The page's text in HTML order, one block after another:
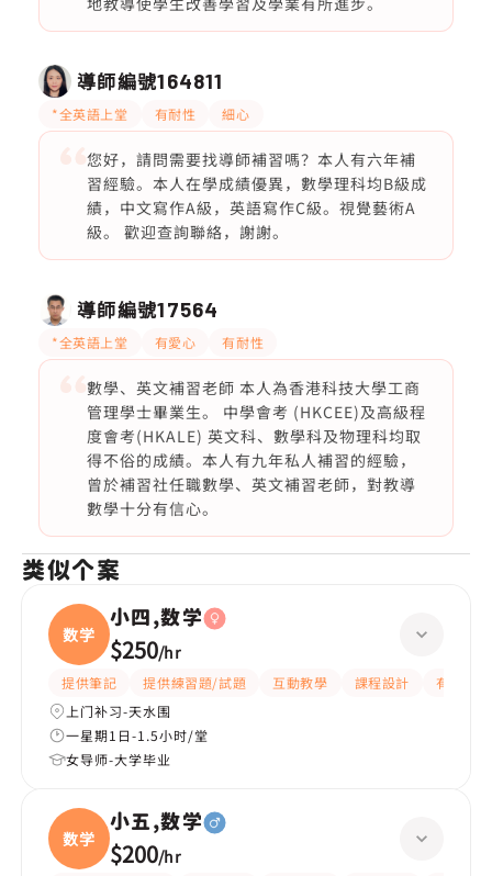
導師編號164811
*全英語上堂 有耐性 細心
您好，請問需要找導師補習嗎？本人有六年補
習經驗。本人在學成績優異，數學理科均B級成
績，中文寫作A級，英語寫作C級。視覺藝術A
級。 歡迎查詢聯絡，謝謝。
導師編號17564
*全英語上堂 有愛心 有耐性
數學、英文補習老師 本人為香港科技大學工商
管理學士畢業生。 中學會考 (HKCEE)及高級程
度會考(HKALE) 英文科、數學科及物理科均取
得不俗的成績。本人有九年私人補習的經驗，
曾於補習社任職數學、英文補習老師，對教導
數學十分有信心。
类似个案
数学
小四,数学
$250/hr
提供筆記 提供練習題/試題 互動教學 課程設計
有耐性
上门补习-天水围
一星期1日-1.5小时/堂
女导师-大学毕业
数学
小五,数学
$200/hr